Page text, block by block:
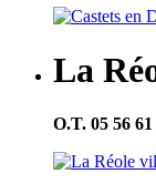
La
O.T. 05 56 61